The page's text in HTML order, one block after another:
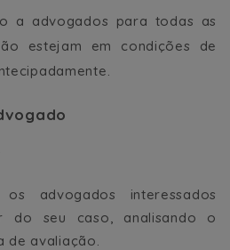
a advogados para todas as
estejam em condições de
os advogados interessados
do seu caso, analisando o
de avaliação.